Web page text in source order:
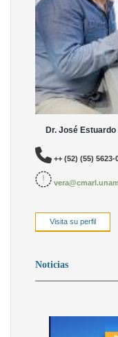
Dr. José Estuardo
++ (52) (55) 5623-
Visita su perfil
Noticias